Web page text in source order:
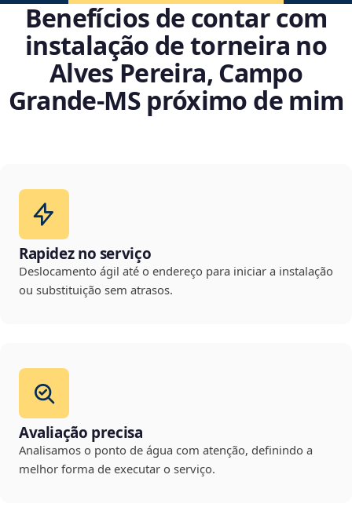
Benefícios de contar com
instalação de torneira no
Alves Pereira, Campo
Grande‑MS próximo de mim
Rapidez no serviço
Deslocamento ágil até o endereço para iniciar a instalação
ou substituição sem atrasos.
Avaliação precisa
Analisamos o ponto de água com atenção, definindo a
melhor forma de executar o serviço.